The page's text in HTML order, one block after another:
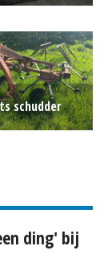
P.O.A.
schudder
ding' bij